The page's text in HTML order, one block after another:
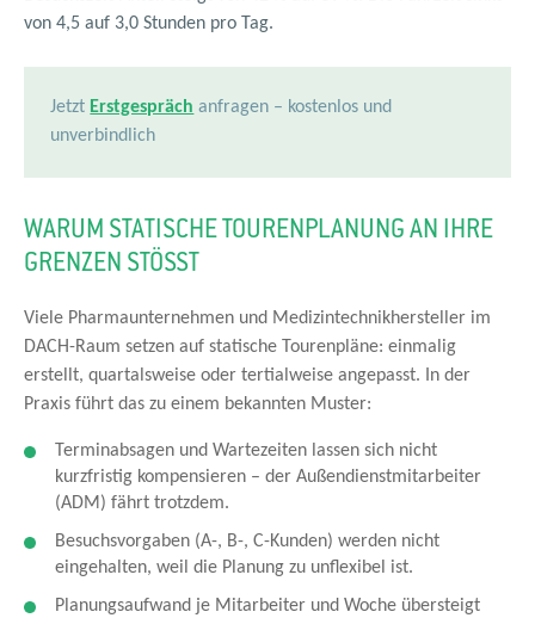
von 4,5 auf 3,0 Stunden pro Tag.
Jetzt Erstgespräch anfragen – kostenlos und
unverbindlich
WARUM STATISCHE TOURENPLANUNG AN IHRE
GRENZEN STÖSST
Viele Pharmaunternehmen und Medizintechnikhersteller im
DACH-Raum setzen auf statische Tourenpläne: einmalig
erstellt, quartalsweise oder tertialweise angepasst. In der
Praxis führt das zu einem bekannten Muster:
Terminabsagen und Wartezeiten lassen sich nicht
kurzfristig kompensieren – der Außendienstmitarbeiter
(ADM) fährt trotzdem.
Besuchsvorgaben (A-, B-, C-Kunden) werden nicht
eingehalten, weil die Planung zu unflexibel ist.
Planungsaufwand je Mitarbeiter und Woche übersteigt